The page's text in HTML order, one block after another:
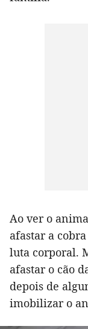
Ao ver o
afastar a
luta corporal.
afastar o cão
depois de
imobilizar o